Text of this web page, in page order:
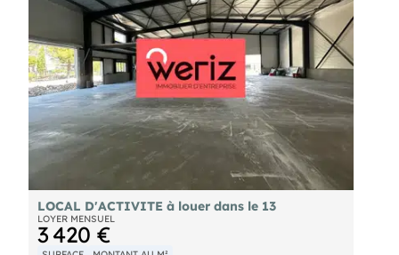
LOCAL D'ACTIVITE à louer dans le 13
LOYER MENSUEL
3 420 €